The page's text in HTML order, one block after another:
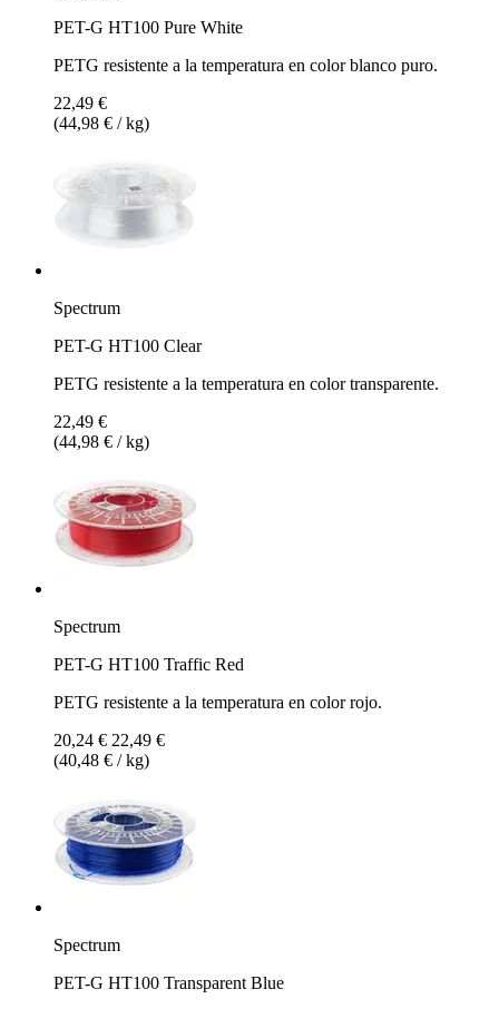
PET-G HT100 Pure White
PETG resistente a la temperatura en color blanco puro.
22,49 €
(44,98 € / kg)
Spectrum
PET-G HT100 Clear
PETG resistente a la temperatura en color transparente.
22,49 €
(44,98 € / kg)
Spectrum
PET-G HT100 Traffic Red
PETG resistente a la temperatura en color rojo.
20,24 € 22,49 €
(40,48 € / kg)
Spectrum
PET-G HT100 Transparent Blue